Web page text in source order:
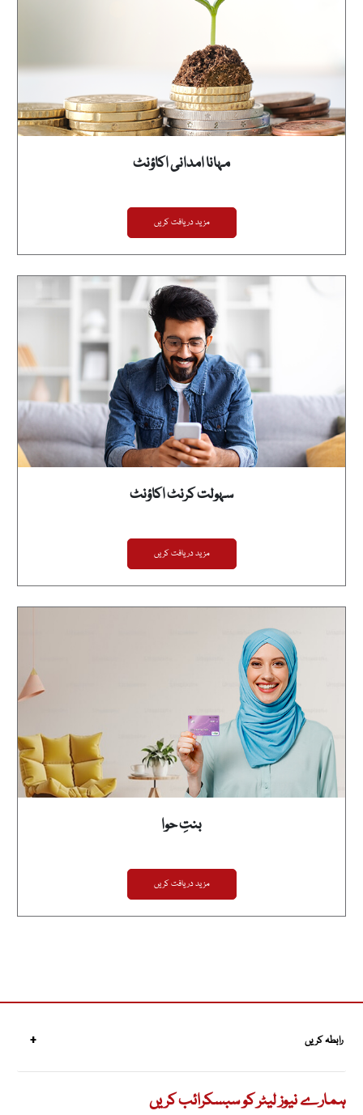
مہانا امدانی اکاؤنٹ
مزید دریافت کریں
سہولت کرنٹ اکاؤنٹ
مزید دریافت کریں
بنتِ حوا
مزید دریافت کریں
رابطہ کریں
ہمارے نیوز لیٹر کو سبسکرائب کریں